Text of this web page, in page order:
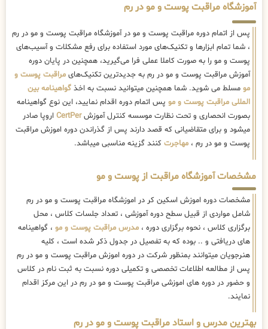
آموزشگاه مراقبت پوست و مو در رم
پس از اتمام دوره مراقبت پوست و مو در آموزشگاه مراقبت پوست و مو در رم
، شما تمام ابزارها و تکنیک‌های مورد استفاده برای رفع مشکلات و آسیب‌های
پوست و مو را به صورت کاملا عملی فرا می‌گیرید، همچنین در پایان دوره
آموزش مراقبت پوست و مو در رم به جدیدترین تکنیک‌های مراقبت پوست و
مو مسلط می شوید. شما همچنین میتوانید نسبت به اخذ گواهینامه بین
المللی مراقبت پوست و مو پس اتمام دوره اقدام نمایید، این نوع گواهینامه
بصورت انحصاری و تحت نظارت موسسه کنترل آموزشCertPer اروپا صادر
میشود و برای متقاضیانی که قصد دارند پس از گذراندن دوره اموزش مراقبت
پوست و مو در رم ، مهاجرت کنند گزینه مناسبی میباشد.
مشخصات آموزشگاه مراقبت از پوست و مو
مشخصات دوره اموزش اسکین کر در اموزشگاه مراقبت پوست و مو در رم
شامل مواردی از قبیل سطح دوره آموزشی ، تعداد جلسات کلاس ، محل
برگزاری کلاس ، نحوه برگزاری دوره ، مدرس مراقبت پوست و مو ، گواهینامه
های دریافتی و .. بوده که به تفصیل در جدول ذکر شده است ، کلیه
هنرجویان میتوانند بمنظور شرکت در دوره اموزش مراقبت پوست و مو در رم
پس از مطالعه اطلاعات تخصصی و تکمیلی دوره نسبت به ثبت نام در کلاس
و حضور در دوره های اموزشی مراقبت پوست و مو در رم در این مرکز اقدام
نمایند.
بهترین مدرس و استاد مراقبت پوست و مو در رم